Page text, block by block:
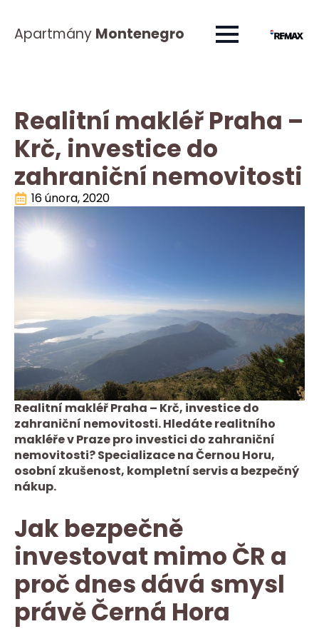
Apartmány Montenegro
Realitní makléř Praha –
Krč, investice do
zahraniční nemovitosti
16 února, 2020
Realitní makléř Praha – Krč, investice do
zahraniční nemovitosti. Hledáte realitního
makléře v Praze pro investici do zahraniční
nemovitosti? Specializace na Černou Horu,
osobní zkušenost, kompletní servis a bezpečný
nákup.
Jak bezpečně
investovat mimo ČR a
proč dnes dává smysl
právě Černá Hora